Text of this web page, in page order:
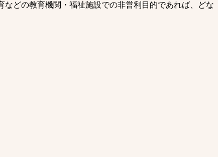
どの教育機関・福祉施設での非営利目的であれば、どな